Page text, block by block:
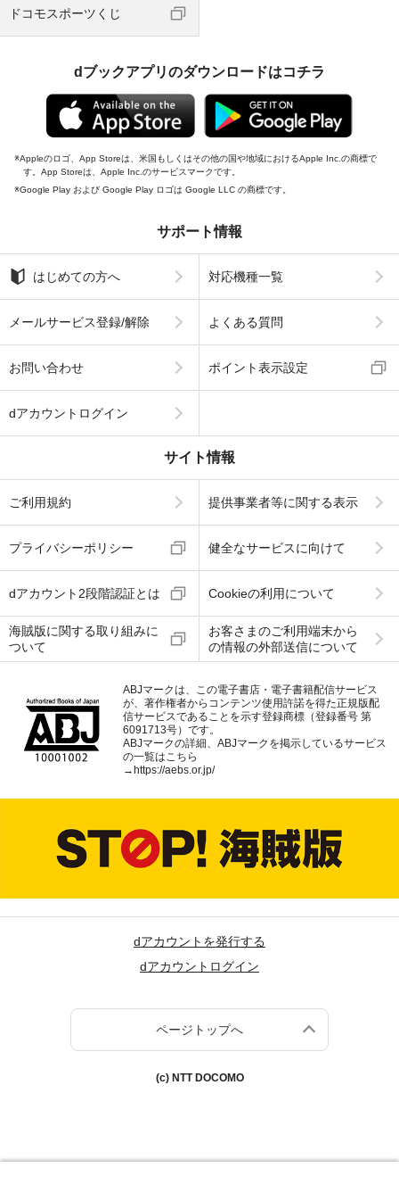
ドコモスポーツくじ
dブックアプリのダウンロードはコチラ
Appleのロゴ、App Storeは、米国もしくはその他の国や地域におけるApple Inc.の商標で
す。App Storeは、Apple Inc.のサービスマークです。
Google Play および Google Play ロゴは Google LLC の商標です。
サポート情報
はじめての方へ 対応機種一覧
メールサービス登録/解除 よくある質問
お問い合わせ ポイント表示設定
dアカウントログイン
サイト情報
ご利用規約 提供事業者等に関する表示
プライバシーポリシー 健全なサービスに向けて
dアカウント2段階認証とは Cookieの利用について
海賊版に関する取り組みに
ついて
お客さまのご利用端末から
の情報の外部送信について
ABJマークは、この電子書店・電子書籍配信サービス
が、著作権者からコンテンツ使用許諾を得た正規版配
信サービスであることを示す登録商標（登録番号 第
6091713号）です。
ABJマークの詳細、ABJマークを掲示しているサービス
の一覧はこちら
→ https://aebs.or.jp/
dアカウントを発行する
dアカウントログイン
ページトップへ
(c) NTT DOCOMO